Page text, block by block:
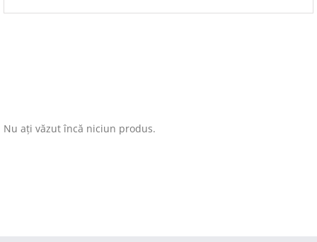
Nu ați văzut încă niciun produs.